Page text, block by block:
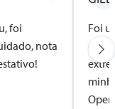
foi
nota
Foi